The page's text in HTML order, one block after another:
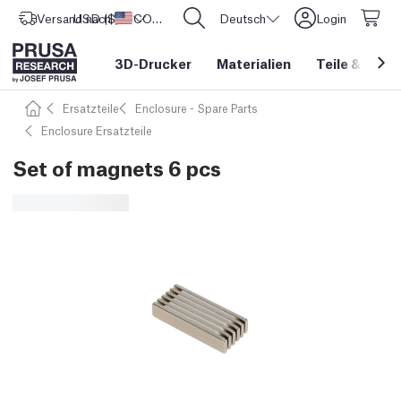
Versand nach Vereinigte Staaten
USD ($) CORE One L: Jetzt auf Lager! Deutsch Login
3D-Drucker Materialien Teile &
Ersatzteile
Enclosure - Spare Parts
Enclosure Ersatzteile
Set of magnets 6 pcs